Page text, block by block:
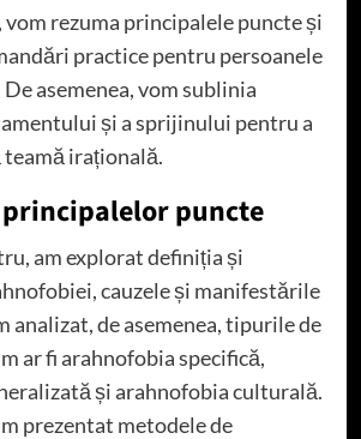
rezuma principalele puncte și
practice pentru persoanele
asemenea, vom sublinia
și a sprijinului pentru a
teamă irațională.
puncte
am explorat definiția și
cauzele și manifestările
analizat, de asemenea, tipurile de
ar fi arahnofobia specifică,
și arahnofobia culturală.
prezentat metodele de